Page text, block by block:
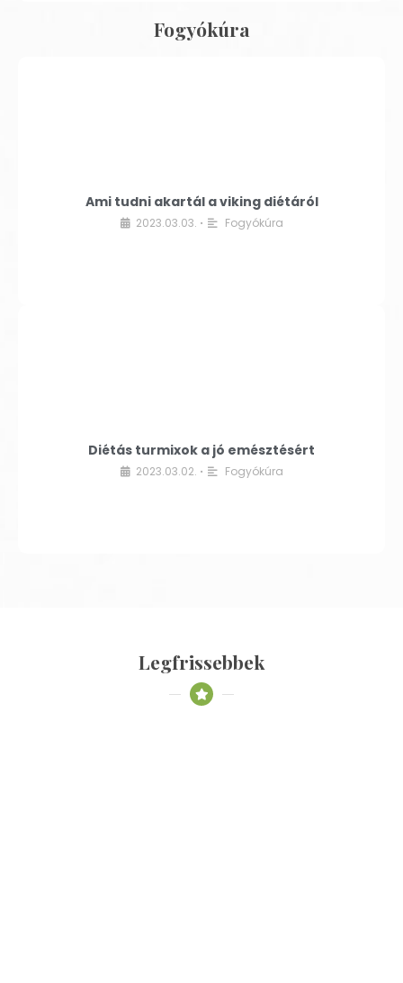
Fogyókúra
Ami tudni akartál a viking diétáról
2023.03.03. • Fogyókúra
Diétás turmixok a jó emésztésért
2023.03.02. • Fogyókúra
Legfrissebbek